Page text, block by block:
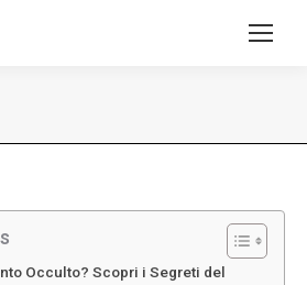
Occulto? Scopri i Segreti del